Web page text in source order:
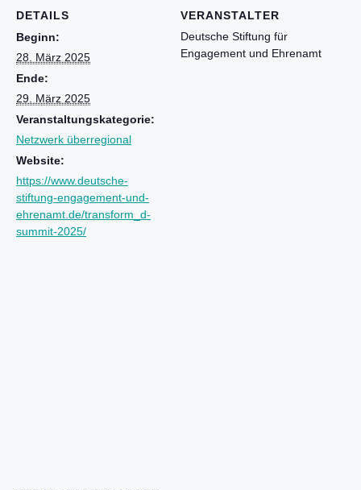
DETAILS
Beginn:
28. März 2025
Ende:
29. März 2025
Veranstaltungskategorie:
Netzwerk überregional
Website:
https://www.deutsche-
stiftung-engagement-und-
ehrenamt.de/transform_d-
summit-2025/
VERANSTALTER
Deutsche Stiftung für
Engagement und Ehrenamt